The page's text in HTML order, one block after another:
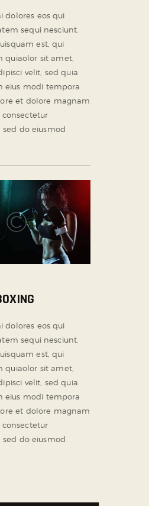
dolores eos qui
sequi nesciunt.
est, qui
quiaolor sit amet,
velit, sed quia
eius modi tempora
et dolore magnam
do eiusmod
dolores eos qui
sequi nesciunt.
est, qui
quiaolor sit amet,
velit, sed quia
eius modi tempora
et dolore magnam
do eiusmod